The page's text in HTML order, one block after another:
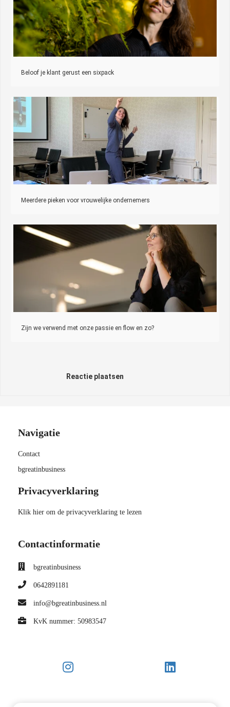
Beloof je klant gerust een sixpack
Meerdere pieken voor vrouwelijke ondernemers
Zijn we verwend met onze passie en flow en zo?
Reactie plaatsen
Navigatie
Contact
bgreatinbusiness
Privacyverklaring
Klik hier om de privacyverklaring te lezen
Contactinformatie
bgreatinbusiness
0642891181
info@bgreatinbusiness.nl
KvK nummer: 50983547